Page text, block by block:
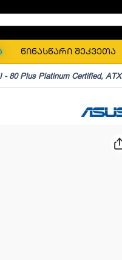
წინასწარი შეკვეთა
80 Plus Platinum Certified,